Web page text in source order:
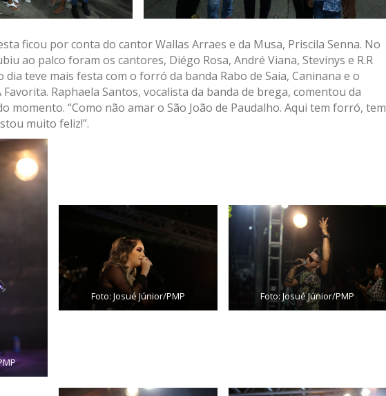
ficou por conta do cantor Wallas Arraes e da Musa, Priscila Senna. No
ao palco foram os cantores, Diégo Rosa, André Viana, Stevinys e R.R
teve mais festa com o forró da banda Rabo de Saia, Caninana e o
Raphaela Santos, vocalista da banda de brega, comentou da
momento. “Como não amar o São João de Paudalho. Aqui tem forró, tem
muito feliz!”.
Foto: Josué Júnior/PMP Foto: Josué Júnior/PMP